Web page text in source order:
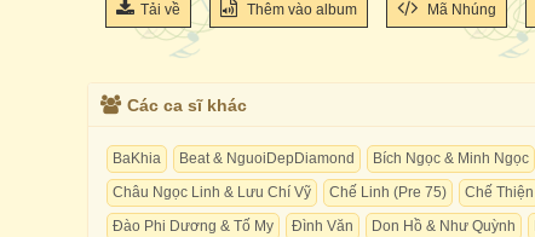
Tải về Thêm vào album Mã Nhúng
Các ca sĩ khác
BaKhia Beat & NguoiDepDiamond Bích Ngọc & Minh Ngọc
Châu Ngọc Linh & Lưu Chí Vỹ
Chế Linh (Pre 75) Chế Thiện
Đào Phi Dương & Tố My
Đình Văn Don Hồ & Như Quỳnh